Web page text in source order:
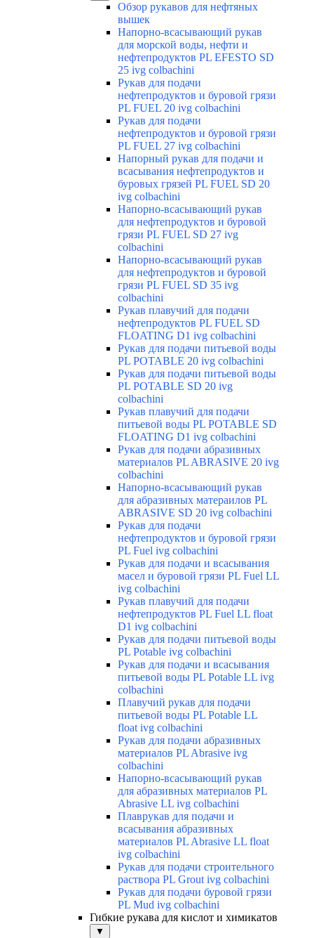
Обзор рукавов для нефтяных
вышек
Напорно-всасывающий рукав
для морской воды, нефти и
нефтепродуктов PL EFESTO SD
25 ivg colbachini
Рукав для подачи
нефтепродуктов и буровой грязи
PL FUEL 20 ivg colbachini
Рукав для подачи
нефтепродуктов и буровой грязи
PL FUEL 27 ivg colbachini
Напорный рукав для подачи и
всасывания нефтепродуктов и
буровых грязей PL FUEL SD 20
ivg colbachini
Напорно-всасывающий рукав
для нефтепродуктов и буровой
грязи PL FUEL SD 27 ivg
colbachini
Напорно-всасывающий рукав
для нефтепродуктов и буровой
грязи PL FUEL SD 35 ivg
colbachini
Рукав плавучий для подачи
нефтепродуктов PL FUEL SD
FLOATING D1 ivg colbachini
Рукав для подачи питьевой воды
PL POTABLE 20 ivg colbachini
Рукав для подачи питьевой воды
PL POTABLE SD 20 ivg
colbachini
Рукав плавучий для подачи
питьевой воды PL POTABLE SD
FLOATING D1 ivg colbachini
Рукав для подачи абразивных
материалов PL ABRASIVE 20 ivg
colbachini
Напорно-всасывающий рукав
для абразивных матераилов PL
ABRASIVE SD 20 ivg colbachini
Рукав для подачи
нефтепродуктов и буровой грязи
PL Fuel ivg colbachini
Рукав для подачи и всасывания
масел и буровой грязи PL Fuel LL
ivg colbachini
Рукав плавучий для подачи
нефтепродуктов PL Fuel LL float
D1 ivg colbachini
Рукав для подачи питьевой воды
PL Potable ivg colbachini
Рукав для подачи и всасывания
питьевой воды PL Potable LL ivg
colbachini
Плавучий рукав для подачи
питьевой воды PL Potable LL
float ivg colbachini
Рукав для подачи абразивных
материалов PL Abrasive ivg
colbachini
Напорно-всасывающий рукав
для абразивных материалов PL
Abrasive LL ivg colbachini
Плаврукав для подачи и
всасывания абразивных
материалов PL Abrasive LL float
ivg colbachini
Рукав для подачи строительного
раствора PL Grout ivg colbachini
Рукав для подачи буровой грязи
PL Mud ivg colbachini
Гибкие рукава для кислот и химикатов
▼